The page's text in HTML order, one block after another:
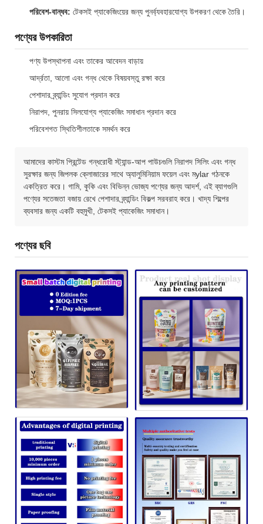
পরিবেশ-বান্ধব: টেকসই প্যাকেজিংয়ের জন্য পুনর্ব্যবহারযোগ্য উপকরণ থেকে তৈরি।
পণ্যের উপকারিতা
পণ্য উপস্থাপনা এবং তাকের আবেদন বাড়ায়
আর্দ্রতা, আলো এবং গন্ধ থেকে বিষয়বস্তু রক্ষা করে
পেশাদার ব্র্যান্ডিং সুযোগ প্রদান করে
নিরাপদ, পুনরায় সিলযোগ্য প্যাকেজিং সমাধান প্রদান করে
পরিবেশগত স্থিতিশীলতাকে সমর্থন করে
আমাদের কাস্টম প্রিন্টেড গন্ধরোধী স্ট্যান্ড-আপ পাউচগুলি নিরাপদ সিলিং এবং গন্ধ
সুরক্ষার জন্য জিপলক ক্লোজারের সাথে অ্যালুমিনিয়াম ফয়েল এবং মylar গঠনকে
একত্রিত করে। গামি, কুকি এবং বিভিন্ন ভোজ্য পণ্যের জন্য আদর্শ, এই ব্যাগগুলি
পণ্যের সতেজতা বজায় রেখে পেশাদার ব্র্যান্ডিং বিকল্প সরবরাহ করে। খাদ্য শিল্পের
ব্যবসার জন্য একটি বহুমুখী, টেকসই প্যাকেজিং সমাধান।
পণ্যের ছবি